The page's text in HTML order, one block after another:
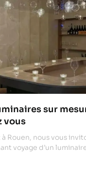
sur
vous
Rouen, nous vous
voyage d’un